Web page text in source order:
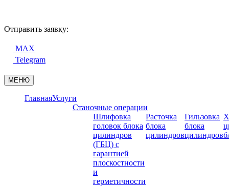
Отправить заявку:
MAX
Telegram
МЕНЮ
ГлавнаяУслуги
Станочные операции
Шлифовка
головок блока
цилиндров
(ГБЦ) с
гарантией
плоскостности
и
герметичности
Расточка
блока
цилиндров
Гильзовка
блока
цилиндров